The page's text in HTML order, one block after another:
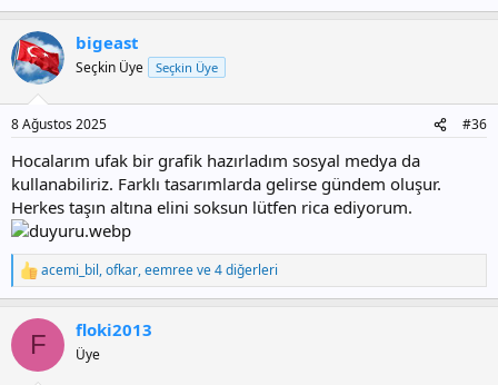
bigeast
Seçkin Üye Seçkin Üye
8 Ağustos 2025 #36
Hocalarım ufak bir grafik hazırladım sosyal medya da
kullanabiliriz. Farklı tasarımlarda gelirse gündem oluşur.
Herkes taşın altına elini soksun lütfen rica ediyorum.
T
e
k
l
acemi_bil,ofkar,eemreeve 4 diğerleri
F floki2013
Üye